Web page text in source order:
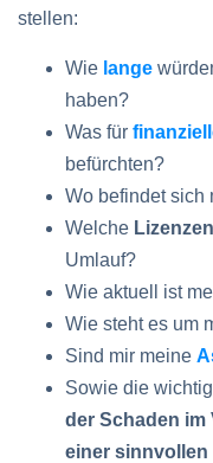
stellen:
Wie lange
haben?
Was für
befürchten?
Wo befindet sich
Welche Lizenzen
Umlauf?
Wie aktuell ist
Wie steht es um
Sind mir meine
Sowie die
der Schaden im
einer